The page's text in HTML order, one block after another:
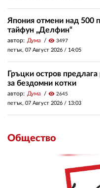
Япония отмени над 500
тайфун „Делфин“
автор: Дума visibility 3497
петък, 07 Август 2026 / 14:05
Гръцки остров
за бездомни котки
автор: Дума visibility 2645
петък, 07 Август 2026 / 13:03
Общество